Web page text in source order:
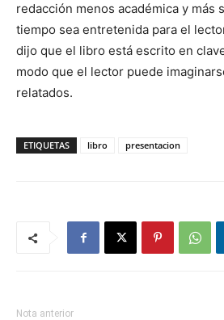
redacción menos académica y más
tiempo sea entretenida para el
dijo que el libro está escrito en
modo que el lector puede
relatados.
ETIQUETAS libro presentacion
Nota anterior